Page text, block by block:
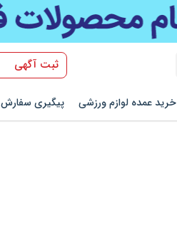
ثبت آگهی
خرید عمده لوازم ورزشی پیگیری سفارش